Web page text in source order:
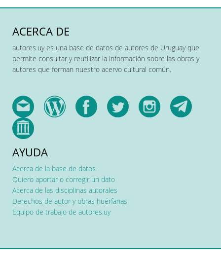
ACERCA DE
autores.uy es una base de datos de autores de Uruguay que
permite consultar y reutilizar la información sobre las obras y
autores que forman nuestro acervo cultural común.
AYUDA
Acerca de la base de datos
Quiero aportar o corregir un dato
Acerca de las disciplinas autorales
Derechos de autor y obras huérfanas
Equipo de trabajo de autores.uy